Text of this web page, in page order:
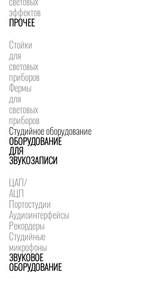
эффектов
ПРОЧЕЕ
Стойки
для
световых
приборов
Фермы
для
световых
приборов
Студийное оборудование
ОБОРУДОВАНИЕ
ДЛЯ
ЗВУКОЗАПИСИ
ЦАП/
АЦП
Портостудии
Аудиоинтерфейсы
Рекордеры
Студийные
микрофоны
ЗВУКОВОЕ
ОБОРУДОВАНИЕ